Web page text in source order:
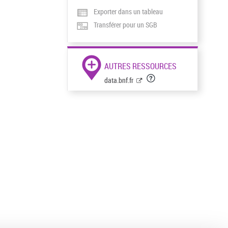
Exporter dans un tableau
Transférer pour un SGB
AUTRES RESSOURCES
data.bnf.fr